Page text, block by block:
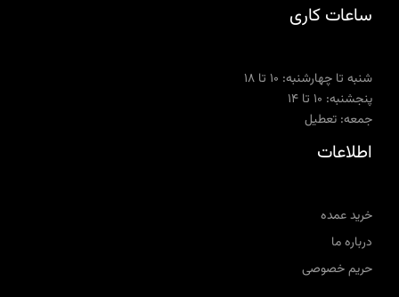
ساعات کاری
شنبه تا چهارشنبه: ۱۰ تا ۱۸
پنجشنبه: ۱۰ تا ۱۴
جمعه: تعطیل
اطلاعات
خرید عمده
درباره ما
حریم خصوصی